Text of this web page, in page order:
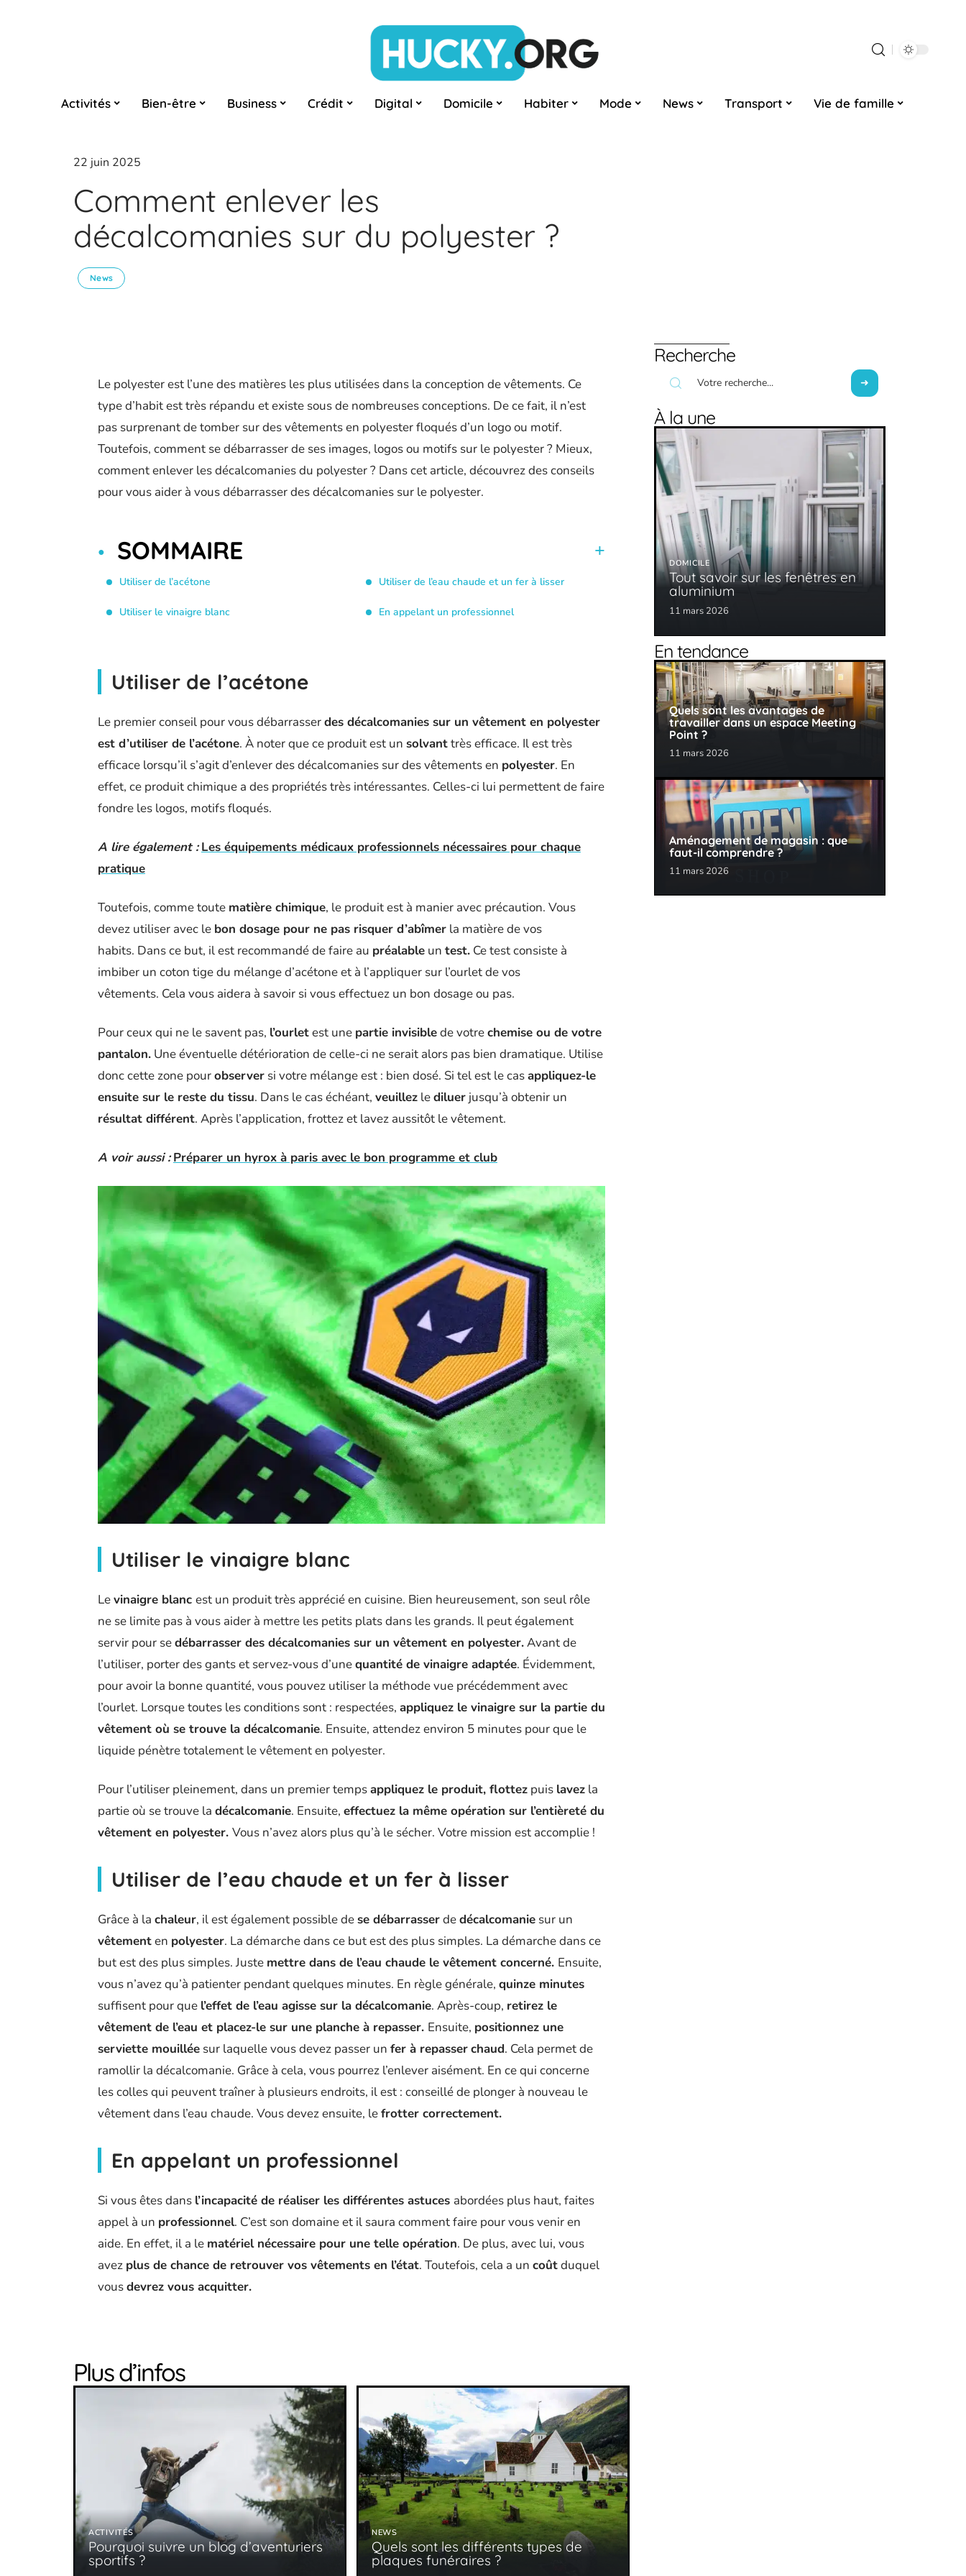
Activités Bien-être Business Crédit Digital Domicile Habiter Mode News Transport Vie de famille
22 juin 2025
Comment enlever les
décalcomanies sur du polyester ?
News
Le polyester est l’une des matières les plus utilisées dans la conception de vêtements. Ce
type d’habit est très répandu et existe sous de nombreuses conceptions. De ce fait, il n’est
pas surprenant de tomber sur des vêtements en polyester floqués d’un logo ou motif.
Toutefois, comment se débarrasser de ses images, logos ou motifs sur le polyester ? Mieux,
comment enlever les décalcomanies du polyester ? Dans cet article, découvrez des conseils
pour vous aider à vous débarrasser des décalcomanies sur le polyester.
SOMMAIRE
Utiliser de l’acétone
Utiliser le vinaigre blanc
Utiliser de l’eau chaude et un fer à lisser
En appelant un professionnel
Utiliser de l’acétone
Le premier conseil pour vous débarrasserdes décalcomanies sur un vêtement en polyester
est d’utiliser de l’acétone. À noter que ce produit est un solvanttrès efficace. Il est très
efficace lorsqu’il s’agit d’enlever des décalcomanies sur des vêtements en polyester. En
effet, ce produit chimique a des propriétés très intéressantes. Celles-ci lui permettent de faire
fondre les logos, motifs floqués.
A lire également : Les équipements médicaux professionnels nécessaires pour chaque
pratique
Toutefois, comme toute matière chimique, le produit est à manier avec précaution. Vous
devez utiliser avec le bon dosage pour ne pas risquer d’abîmer la matière de vos
habits. Dans ce but, il est recommandé de faire au préalable un test. Ce test consiste à
imbiber un coton tige du mélange d’acétone et à l’appliquer sur l’ourlet de vos
vêtements. Cela vous aidera à savoir si vous effectuez un bon dosage ou pas.
Pour ceux qui ne le savent pas, l’ourletest une partie invisiblede votrechemise ou de votre
pantalon. Une éventuelle détérioration de celle-ci ne serait alors pas bien dramatique. Utilise
donc cette zone pourobserver si votre mélange est : bien dosé. Si tel est le casappliquez-le
ensuite sur le reste du tissu. Dans le cas échéant, veuillez lediluer jusqu’à obtenir un
résultat différent. Après l’application, frottez et lavez aussitôt le vêtement.
A voir aussi : Préparer un hyrox à paris avec le bon programme et club
Utiliser le vinaigre blanc
Levinaigre blanc est un produit très apprécié en cuisine. Bien heureusement, son seul rôle
ne se limite pas à vous aider à mettre les petits plats dans les grands. Il peut également
servir pour sedébarrasser des décalcomanies sur un vêtement en polyester.Avant de
l’utiliser, porter des gants et servez-vous d’unequantité de vinaigre adaptée. Évidemment,
pour avoir la bonne quantité, vous pouvez utiliser la méthode vue précédemment avec
l’ourlet. Lorsque toutes les conditions sont : respectées, appliquez le vinaigre sur la partie du
vêtement où se trouve la décalcomanie. Ensuite, attendez environ 5 minutes pour que le
liquide pénètre totalement le vêtement en polyester.
Pour l’utiliser pleinement, dans un premier tempsappliquez le produit, flottez puis lavez la
partie où se trouve la décalcomanie. Ensuite, effectuez la même opération sur l’entièreté du
vêtement en polyester. Vous n’avez alors plus qu’à le sécher. Votre mission est accomplie !
Utiliser de l’eau chaude et un fer à lisser
Grâce à la chaleur, il est également possible dese débarrasserdedécalcomanie sur un
vêtementen polyester. La démarche dans ce but est des plus simples. La démarche dans ce
but est des plus simples. Juste mettre dans de l’eau chaude le vêtement concerné. Ensuite,
vous n’avez qu’à patienter pendant quelques minutes. En règle générale, quinze minutes
suffisent pour que l’effet de l’eau agisse sur la décalcomanie. Après-coup, retirez le
vêtement de l’eau et placez-le sur une planche à repasser. Ensuite, positionnez une
serviette mouillée sur laquelle vous devez passer un fer à repasserchaud. Cela permet de
ramollir la décalcomanie. Grâce à cela, vous pourrez l’enlever aisément. En ce qui concerne
les colles qui peuvent traîner à plusieurs endroits, il est : conseillé de plonger à nouveau le
vêtement dans l’eau chaude. Vous devez ensuite, lefrotter correctement.
En appelant un professionnel
Si vous êtes dans l’incapacité de réaliser les différentes astuces abordées plus haut, faites
appel à un professionnel. C’est son domaine et il saura comment faire pour vous venir en
aide. En effet, il a le matériel nécessaire pour une telle opération. De plus, avec lui, vous
avez plus de chance de retrouver vos vêtements en l’état. Toutefois, cela a un coûtduquel
vousdevrez vous acquitter.
Plus d’infos
ACTIVITÉS
Pourquoi suivre un blog d’aventuriers
sportifs ?
NEWS
Quels sont les différents types de
plaques funéraires ?
Recherche
À la une
DOMICILE
Tout savoir sur les fenêtres en
aluminium
11 mars 2026
En tendance
Quels sont les avantages de
travailler dans un espace Meeting
Point ?
11 mars 2026
Aménagement de magasin : que
faut-il comprendre ?
11 mars 2026